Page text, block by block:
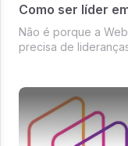
Como ser líder
Não é porque a
precisa de